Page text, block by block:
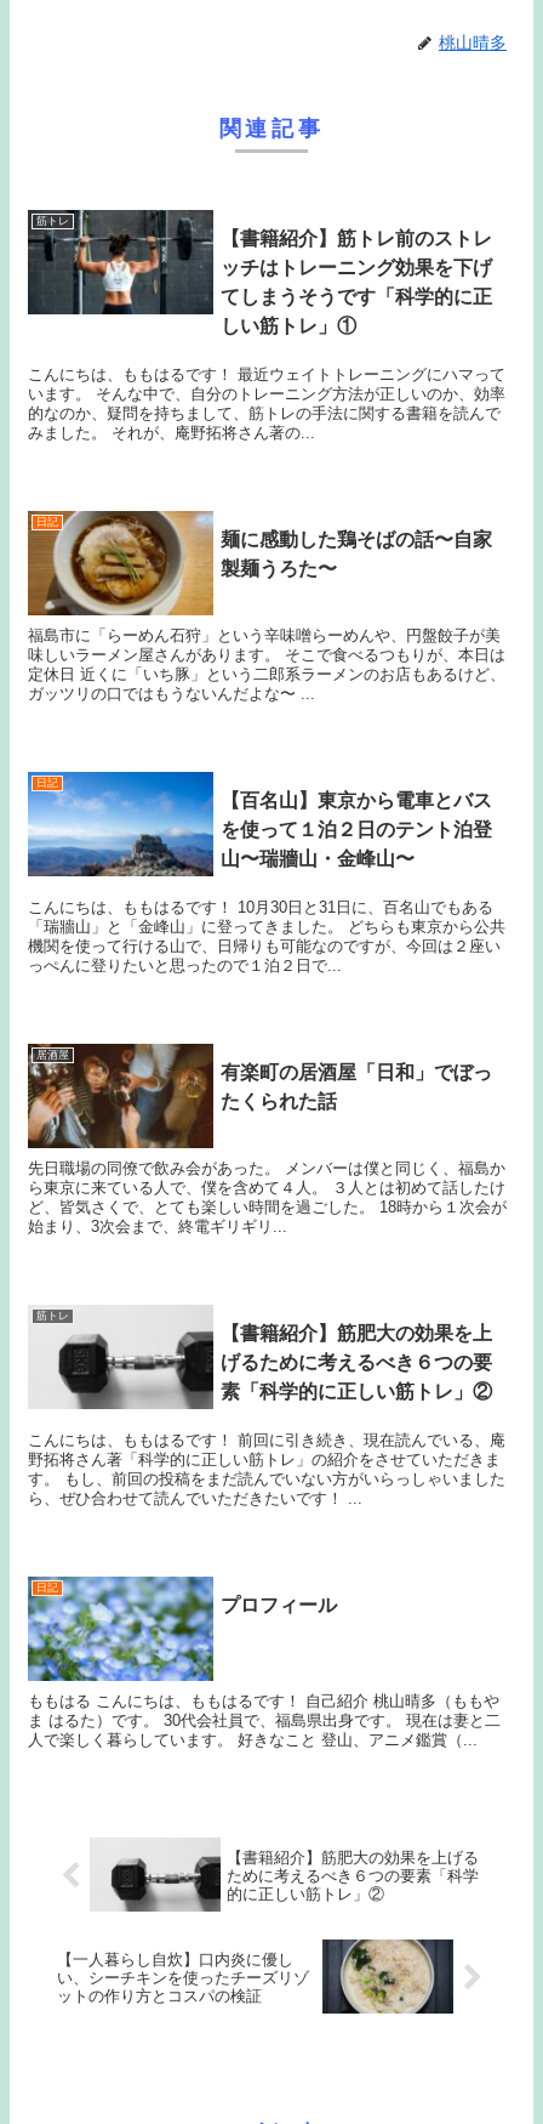
桃山晴多
関連記事
筋トレ
【書籍紹介】筋トレ前のストレ
ッチはトレーニング効果を下げ
てしまうそうです「科学的に正
しい筋トレ」①
こんにちは、ももはるです！ 最近ウェイトトレーニングにハマって
います。 そんな中で、自分のトレーニング方法が正しいのか、効率
的なのか、疑問を持ちまして、筋トレの手法に関する書籍を読んで
みました。 それが、庵野拓将さん著の...
日記
麺に感動した鶏そばの話〜自家
製麺うろた〜
福島市に「らーめん石狩」という辛味噌らーめんや、円盤餃子が美
味しいラーメン屋さんがあります。 そこで食べるつもりが、本日は
定休日 近くに「いち豚」という二郎系ラーメンのお店もあるけど、
ガッツリの口ではもうないんだよな〜 ...
日記
【百名山】東京から電車とバス
を使って１泊２日のテント泊登
山〜瑞牆山・金峰山〜
こんにちは、ももはるです！ 10月30日と31日に、百名山でもある
「瑞牆山」と「金峰山」に登ってきました。 どちらも東京から公共
機関を使って行ける山で、日帰りも可能なのですが、今回は２座い
っぺんに登りたいと思ったので１泊２日で...
居酒屋
有楽町の居酒屋「日和」でぼっ
たくられた話
先日職場の同僚で飲み会があった。 メンバーは僕と同じく、福島か
ら東京に来ている人で、僕を含めて４人。 ３人とは初めて話したけ
ど、皆気さくで、とても楽しい時間を過ごした。 18時から１次会が
始まり、3次会まで、終電ギリギリ...
筋トレ
【書籍紹介】筋肥大の効果を上
げるために考えるべき６つの要
素「科学的に正しい筋トレ」②
こんにちは、ももはるです！ 前回に引き続き、現在読んでいる、庵
野拓将さん著「科学的に正しい筋トレ」の紹介をさせていただきま
す。 もし、前回の投稿をまだ読んでいない方がいらっしゃいました
ら、ぜひ合わせて読んでいただきたいです！ ...
日記
プロフィール
ももはる こんにちは、ももはるです！ 自己紹介 桃山晴多（ももや
ま はるた）です。 30代会社員で、福島県出身です。 現在は妻と二
人で楽しく暮らしています。 好きなこと 登山、アニメ鑑賞（...
【書籍紹介】筋肥大の効果を上げる
ために考えるべき６つの要素「科学
的に正しい筋トレ」②
【一人暮らし自炊】口内炎に優し
い、シーチキンを使ったチーズリゾ
ットの作り方とコスパの検証